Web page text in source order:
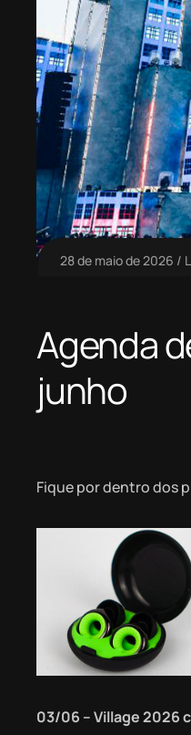
28 de maio de 2026
Agenda
junho
Fique por dentro dos
03/06 – Village 2026